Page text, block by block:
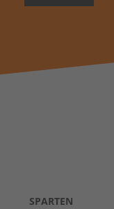
SPARTEN